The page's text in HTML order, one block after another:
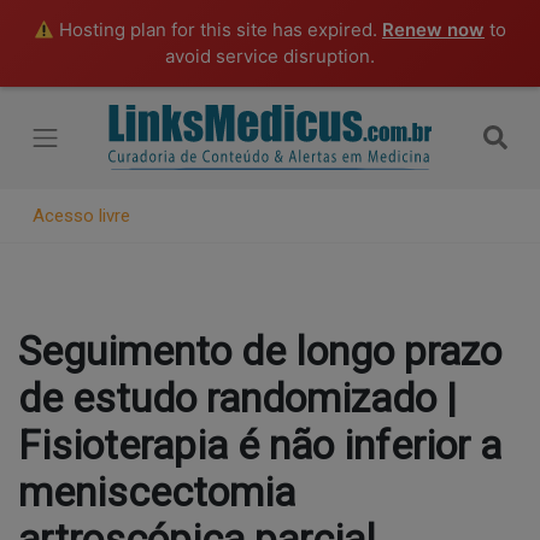
Hosting plan for this site has expired. Renew now to
avoid service disruption.
Acesso livre
Seguimento de longo prazo
de estudo randomizado |
Fisioterapia é não inferior a
meniscectomia